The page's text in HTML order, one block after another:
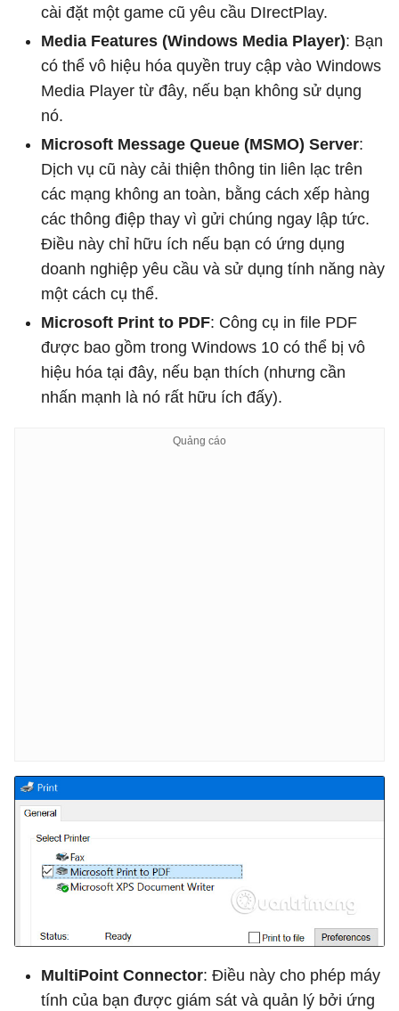
cài đặt một game cũ yêu cầu DIrectPlay.
Media Features (Windows Media Player): Bạn
có thể vô hiệu hóa quyền truy cập vào Windows
Media Player từ đây, nếu bạn không sử dụng
nó.
Microsoft Message Queue (MSMO) Server:
Dịch vụ cũ này cải thiện thông tin liên lạc trên
các mạng không an toàn, bằng cách xếp hàng
các thông điệp thay vì gửi chúng ngay lập tức.
Điều này chỉ hữu ích nếu bạn có ứng dụng
doanh nghiệp yêu cầu và sử dụng tính năng này
một cách cụ thể.
Microsoft Print to PDF: Công cụ in file PDF
được bao gồm trong Windows 10 có thể bị vô
hiệu hóa tại đây, nếu bạn thích (nhưng cần
nhấn mạnh là nó rất hữu ích đấy).
MultiPoint Connector: Điều này cho phép máy
tính của bạn được giám sát và quản lý bởi ứng